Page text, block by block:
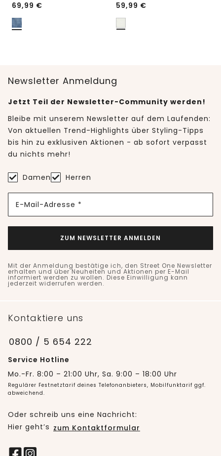
69,99 € 59,99 €
Newsletter Anmeldung
Jetzt Teil der Newsletter-Community werden!
Bleibe mit unserem Newsletter auf dem Laufenden:
Von aktuellen Trend-Highlights über Styling-Tipps
bis hin zu exklusiven Aktionen - ab sofort verpasst
du nichts mehr!
Damen Herren
E-Mail-Adresse *
ZUM NEWSLETTER ANMELDEN
Mit der Anmeldung bestätige ich, den Street One Newsletter
erhalten und über Neuheiten und Aktionen per E-Mail
informiert werden zu wollen. Diese Einwilligung kann
jederzeit widerrufen werden.
Kontaktiere uns
0800 / 5 654 222
Service Hotline
Mo.-Fr. 8:00 – 21:00 Uhr, Sa. 9:00 – 18:00 Uhr
Regulärer Festnetztarif deines Telefonanbieters, Mobilfunktarif ggf.
abweichend.
Oder schreib uns eine Nachricht:
Hier geht’s zum Kontaktformular